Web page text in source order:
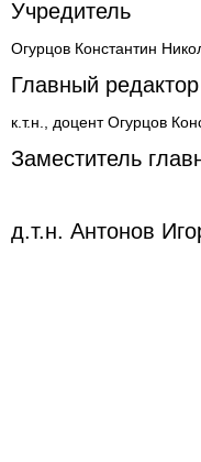
Учредитель
Огурцов Константин
Главный редактор
к.т.н., доцент Огурцов
Заместитель
д.т.н. Антонов